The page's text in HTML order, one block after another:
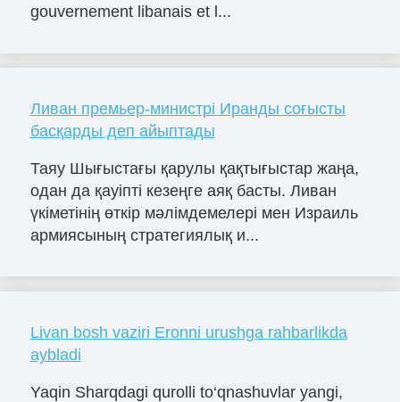
gouvernement libanais et l...
Ливан премьер-министрі Иранды соғысты
басқарды деп айыптады
Таяу Шығыстағы қарулы қақтығыстар жаңа,
одан да қауіпті кезеңге аяқ басты. Ливан
үкіметінің өткір мәлімдемелері мен Израиль
армиясының стратегиялық и...
Livan bosh vaziri Eronni urushga rahbarlikda
aybladi
Yaqin Sharqdagi qurolli to‘qnashuvlar yangi,